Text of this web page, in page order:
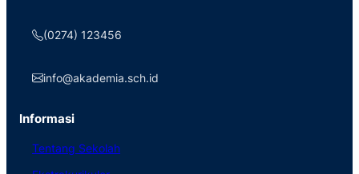
(0274) 123456
info@akademia.sch.id
Informasi
Tentang Sekolah